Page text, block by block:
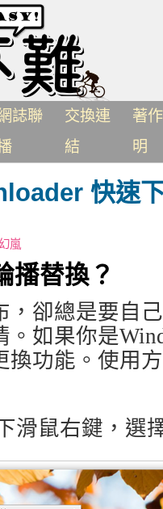
誌聯
交換連
結
著
明
快速
幻嵐
播替換？
，卻總是要自
。如果你是
換功能。使用
滑鼠右鍵，選